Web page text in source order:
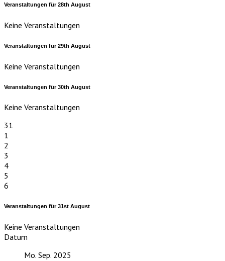
Veranstaltungen für28th August
Keine Veranstaltungen
Veranstaltungen für29th August
Keine Veranstaltungen
Veranstaltungen für30th August
Keine Veranstaltungen
31
1
2
3
4
5
6
Veranstaltungen für31st August
Keine Veranstaltungen
Datum
Mo. Sep. 2025